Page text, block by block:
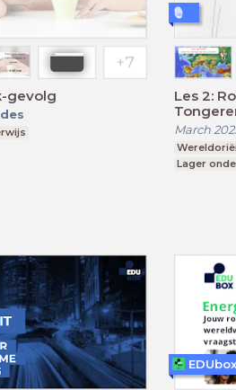
gevolg
Les 2:
March
Lager
EDUbox